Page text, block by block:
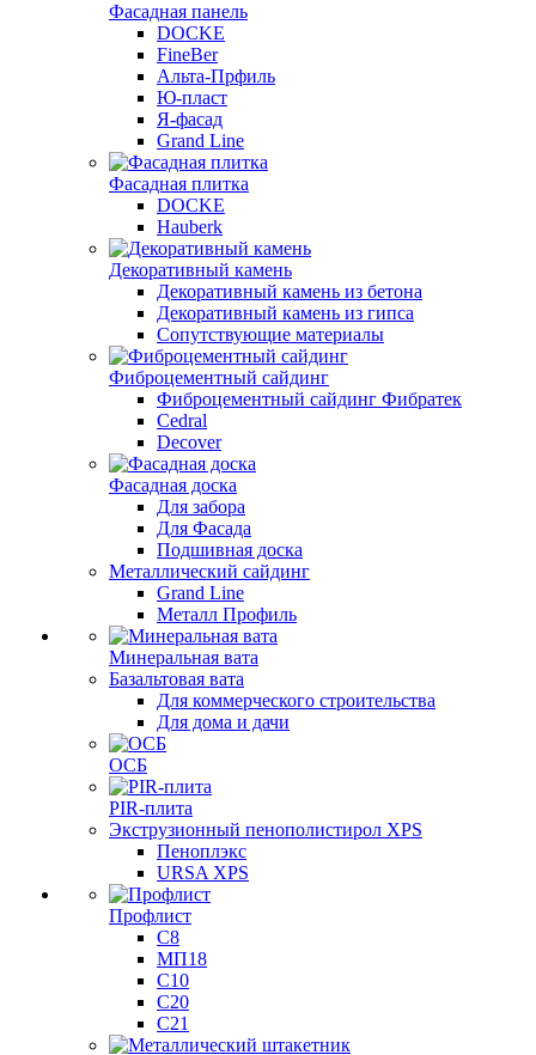
Фасадная панель
DOCKE
FineBer
Альта-Прфиль
Ю-пласт
Я-фасад
Grand Line
Фасадная плитка
DOCKE
Hauberk
Декоративный камень
Декоративный камень из бетона
Декоративный камень из гипса
Сопутствующие материалы
Фиброцементный сайдинг
Фиброцементный сайдинг Фибратек
Cedral
Decover
Фасадная доска
Для забора
Для Фасада
Подшивная доска
Металлический сайдинг
Grand Line
Металл Профиль
Минеральная вата
Базальтовая вата
Для коммерческого строительства
Для дома и дачи
ОСБ
PIR-плита
Экструзионный пенополистирол XPS
Пеноплэкс
URSA XPS
Профлист
С8
МП18
С10
С20
С21